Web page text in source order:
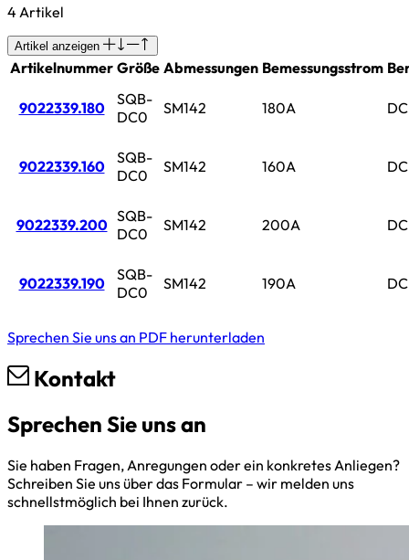
4 Artikel
Artikel anzeigen
Artikelnummer Größe Abmessungen Bemessungsstrom
9022339.180
SQB-
DC0
SM142 180A
9022339.160
SQB-
DC0
SM142 160A
9022339.200 SQB-
DC0
SM142 200A
9022339.190
SQB-
DC0
SM142 190A
Sprechen Sie uns an PDF herunterladen
Kontakt
Sprechen Sie uns an
Sie haben Fragen, Anregungen oder ein konkretes Anliegen?
Schreiben Sie uns über das Formular – wir melden uns
schnellstmöglich bei Ihnen zurück.